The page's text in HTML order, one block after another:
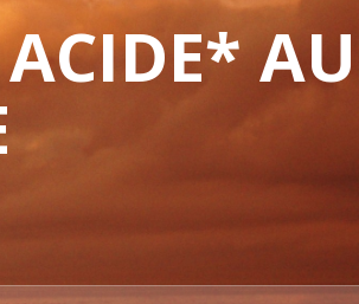
AU